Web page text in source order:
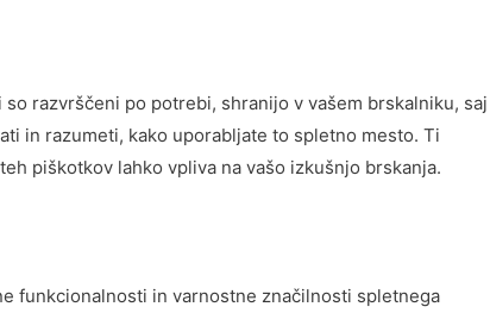
razvrščeni po potrebi, shranijo v vašem brskalniku, saj
in razumeti, kako uporabljate to spletno mesto. Ti
piškotkov lahko vpliva na vašo izkušnjo brskanja.
funkcionalnosti in varnostne značilnosti spletnega